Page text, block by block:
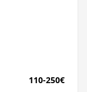
110-250€